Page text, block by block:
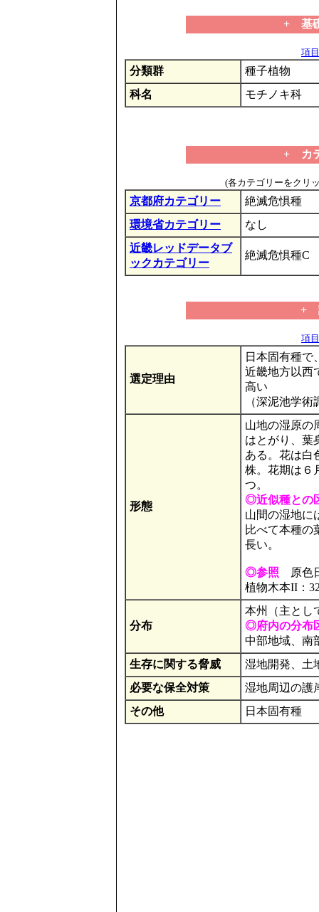
+ 基
項
分類群
種子植物
科名
モチノキ科
+ カ
(各カテゴリーをクリ
京都府カテゴリー
絶滅危惧種
環境省カテゴリー
なし
近畿レッドデータブ
ックカテゴリー
絶滅危惧種C
+
項
選定理由
日本固有種で
近畿地方以西
高い
（深泥池学
形態
山地の湿原の
はとがり、葉
ある。花は白
株。花期は６
つ。
◎近似種との
山間の湿地に
比べて本種の
長い。
◎参照 原色
植物木本II：
分布
本州（主とし
◎府内の分布
中部地域、南
生存に関する脅威
湿地開発、土
必要な保全対策
湿地周辺の護
その他
日本固有種